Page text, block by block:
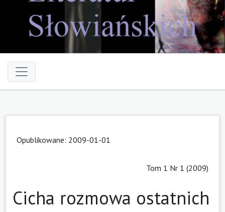
Opublikowane: 2009-01-01
Tom 1 Nr 1 (2009)
Cicha rozmowa ostatnich